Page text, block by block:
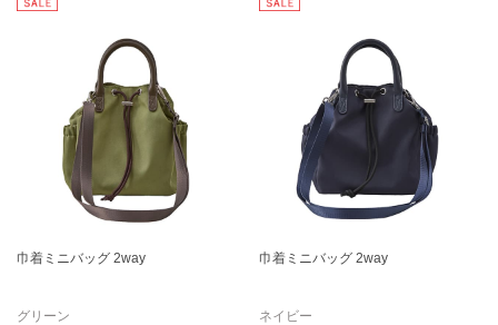
巾着ミニバッグ 2way
グリーン
巾着ミニバッグ 2way
ネイビー